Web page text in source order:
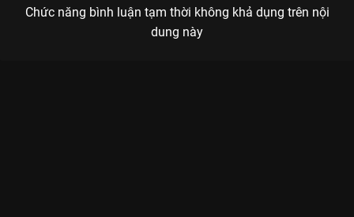
Chức năng bình luận tạm thời không khả dụng trên nội
dung này